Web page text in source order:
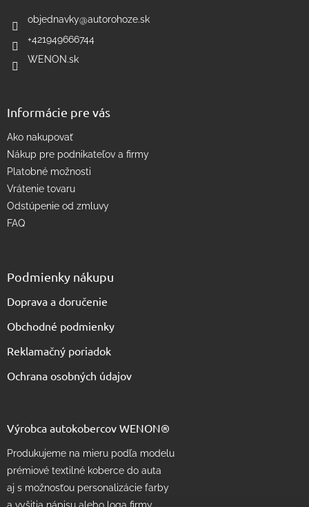
objednavky@autorohoze.sk
+421949666744
WENON.sk
Informácie pre vás
Ako nakupovať
Nákup pre podnikateľov a firmy
Platobné možnosti
Vrátenie tovaru
Odstúpenie od zmluvy
FAQ
Podmienky nákupu
Doprava a doručenie
Obchodné podmienky
Reklamačný poriadok
Ochrana osobných údajov
Výrobca autokobercov WENON®
Produkujeme na mieru podľa modelu
prémiové textilné koberce do auta
aj s možnosťou personalizácie farby
a vyšitia nápisu alebo loga firmy